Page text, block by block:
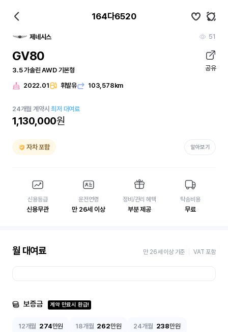
164다6520
제네시스 51
GV80
3.5 가솔린 AWD 기본형 공유
2022.01 휘발유 103,578km
24개월 계약시최저 대여료
1,130,000원
자차 포함 알아보기
신용등급
신용무관
운전연령
만 26세 이상
정비/관리 혜택
부분 제공
탁송비용
무료
월 대여료 만 26세 이상 기준 VAT 포함
보증금 계약 만료시 환급!
12개월 274만원 18개월 262만원 24개월 238만원